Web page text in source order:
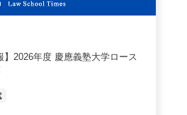
】2026年度 慶應義塾大学ロース